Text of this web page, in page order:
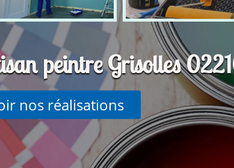
peintre Grisolles
nos réalisations